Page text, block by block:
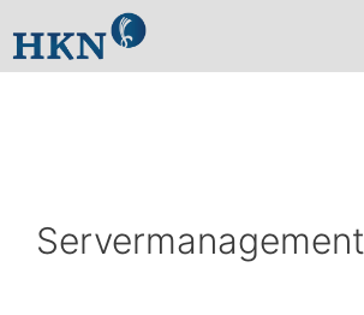
Inhalt
Servermanagement